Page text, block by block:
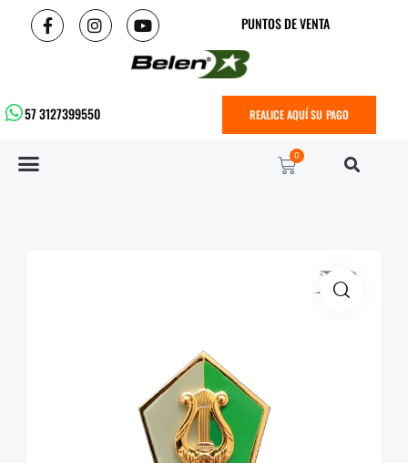
PUNTOS DE VENTA
57 3127399550 REALICE AQUÍ SU PAGO
0